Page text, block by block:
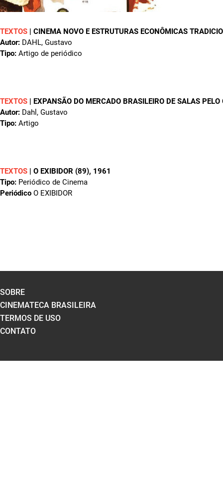
TEXTOS | CINEMA NOVO E ESTRUTURAS ECONÔMICAS
Autor: DAHL, Gustavo
Tipo: Artigo de periódico
TEXTOS | EXPANSÃO DO MERCADO BRASILEIRO DE SALAS
Autor: Dahl, Gustavo
Tipo: Artigo
TEXTOS | O EXIBIDOR (89), 1961
Tipo: Periódico de Cinema
Periódico O EXIBIDOR
SOBRE
CINEMATECA BRASILEIRA
TERMOS DE USO
CONTATO